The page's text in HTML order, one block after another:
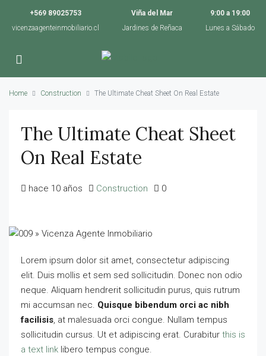
+569 89025753
vicenzaagenteinmobiliario.cl
Viña del Mar
Jardines de Reñaca
9:00 a 19:00
Lunes a Sábado
Home Construction The Ultimate Cheat Sheet On Real Estate
The Ultimate Cheat Sheet
On Real Estate
hace 10 años Construction 0
Lorem ipsum dolor sit amet, consectetur adipiscing
elit. Duis mollis et sem sed sollicitudin. Donec non odio
neque. Aliquam hendrerit sollicitudin purus, quis rutrum
mi accumsan nec. Quisque bibendum orci ac nibh
facilisis , at malesuada orci congue. Nullam tempus
sollicitudin cursus. Ut et adipiscing erat. Curabitur this is
a text link libero tempus congue.